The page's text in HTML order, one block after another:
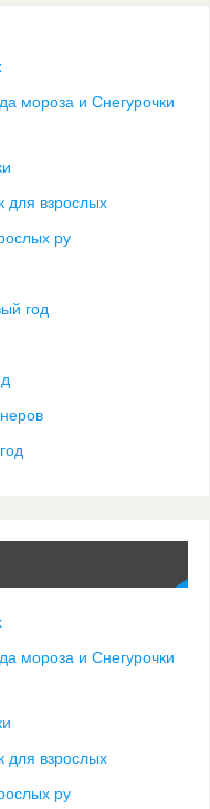
мороза и Снегурочки
для взрослых
ру
год
мороза и Снегурочки
для взрослых
ру